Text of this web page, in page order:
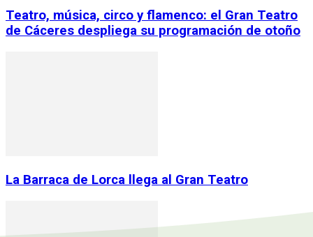
Teatro, música, circo y flamenco: el Gran Teatro
de Cáceres despliega su programación de otoño
La Barraca de Lorca llega al Gran Teatro